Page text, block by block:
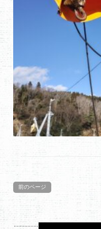
前のページ